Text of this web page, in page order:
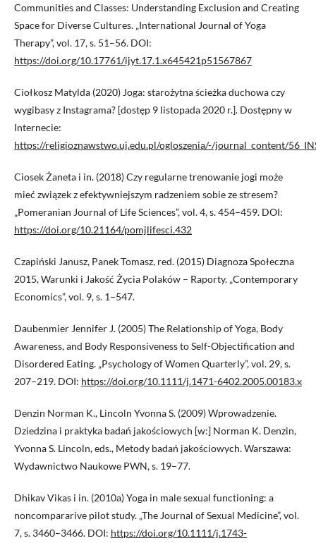
Communities and Classes: Understanding Exclusion and Creating
Space for Diverse Cultures. „International Journal of Yoga
Therapy”, vol. 17, s. 51–56. DOI:
https://doi.org/10.17761/ijyt.17.1.x645421p51567867
Ciołkosz Matylda (2020) Joga: starożytna ścieżka duchowa czy
wygibasy z Instagrama? [dostęp 9 listopada 2020 r.]. Dostępny w
Internecie:
https://religioznawstwo.uj.edu.pl/ogloszenia/-/journal_content/
Ciosek Żaneta i in. (2018) Czy regularne trenowanie jogi może
mieć związek z efektywniejszym radzeniem sobie ze stresem?
„Pomeranian Journal of Life Sciences”, vol. 4, s. 454–459. DOI:
https://doi.org/10.21164/pomjlifesci.432
Czapiński Janusz, Panek Tomasz, red. (2015) Diagnoza Społeczna
2015, Warunki i Jakość Życia Polaków – Raporty. „Contemporary
Economics”, vol. 9, s. 1−547.
Daubenmier Jennifer J. (2005) The Relationship of Yoga, Body
Awareness, and Body Responsiveness to Self-Objectification and
Disordered Eating. „Psychology of Women Quarterly”, vol. 29, s.
207–219. DOI: https://doi.org/10.1111/j.1471-6402.2005.00183.x
Denzin Norman K., Lincoln Yvonna S. (2009) Wprowadzenie.
Dziedzina i praktyka badań jakościowych [w:] Norman K. Denzin,
Yvonna S. Lincoln, eds., Metody badań jakościowych. Warszawa:
Wydawnictwo Naukowe PWN, s. 19–77.
Dhikav Vikas i in. (2010a) Yoga in male sexual functioning: a
noncompararive pilot study. „The Journal of Sexual Medicine”, vol.
7, s. 3460–3466. DOI: https://doi.org/10.1111/j.1743-